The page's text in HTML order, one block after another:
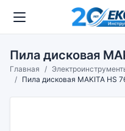
Пила дисковая
Главная
Пила дисковая MAKITA HS